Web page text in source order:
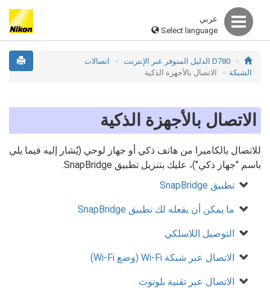
عربي
Select language
D780 الدليل المتوفر عبر الإنترنت
اتصالات
الشبكة
الاتصال بالأجهزة الذكية
الاتصال بالأجهزة الذكية
للاتصال بالكاميرا من هاتف ذكي أو جهاز لوحي (يُشار إليه فيما يلي
باسم "جهاز ذكي")، عليك بتنزيل تطبيق SnapBridge.
تطبيق SnapBridge
ما يمكن أن يفعله لك تطبيق SnapBridge
التوصيل اللاسلكي
الاتصال عبر شبكة Wi-Fi (وضع Wi-Fi)
الاتصال عبر تقنية بلوتوث